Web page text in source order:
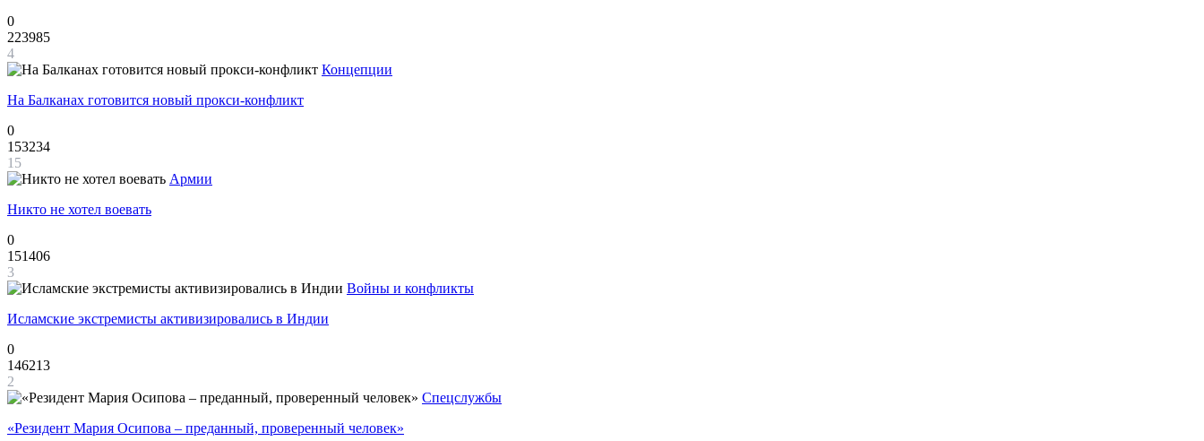
0
223985
4
Концепции
На Балканах готовится новый прокси-конфликт
0
153234
15
Армии
Никто не хотел воевать
0
151406
3
Войны и конфликты
Исламские экстремисты активизировались в Индии
0
146213
2
Спецслужбы
«Резидент Мария Осипова – преданный, проверенный человек»